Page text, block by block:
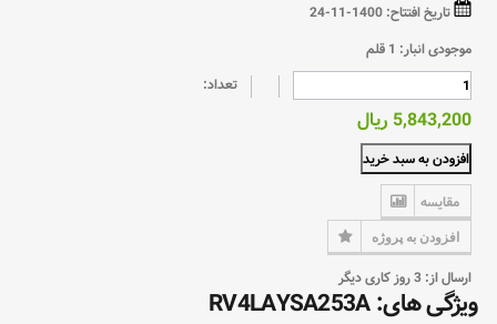
تاریخ افتتاح: 1400-11-24
موجودی انبار: 1 قلم
تعداد:
5,843,200 ریال
افزودن به سبد خرید
مقایسه
افزودن به پروژه
ارسال از: 3 روز کاری دیگر
ویژگی های: RV4LAYSA253A